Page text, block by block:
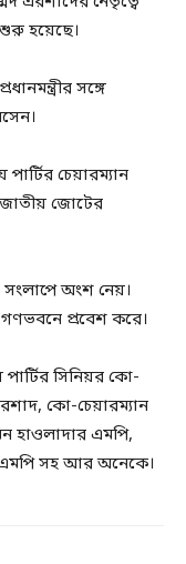
হয়েছে।
সঙ্গে
চেয়ারম্যান
জাতীয় জোটের
সংলাপে অংশ নেয়।
প্রবেশ করে।
সিনিয়র কো-
কো-চেয়ারম্যান
হাওলাদার এমপি,
এমপি সহ আর অনেকে।